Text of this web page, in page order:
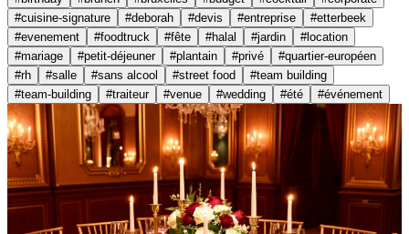
#cuisine-signature #deborah #devis #entreprise #etterbeek
#evenement #foodtruck #fête #halal #jardin #location
#mariage #petit-déjeuner #plantain #privé #quartier-européen
#rh #salle #sans alcool #street food #team building
#team-building #traiteur #venue #wedding #été #événement